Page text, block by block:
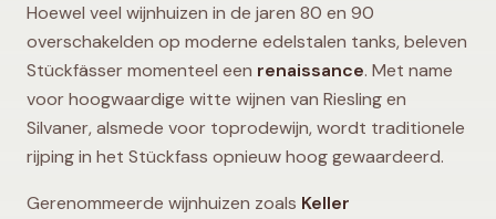
Hoewel veel wijnhuizen in de jaren 80 en 90
overschakelden op moderne edelstalen tanks, beleven
Stückfässer momenteel een renaissance. Met name
voor hoogwaardige witte wijnen van Riesling en
Silvaner, alsmede voor toprodewijn, wordt traditionele
rijping in het Stückfass opnieuw hoog gewaardeerd.
Gerenommeerde wijnhuizen zoals Keller